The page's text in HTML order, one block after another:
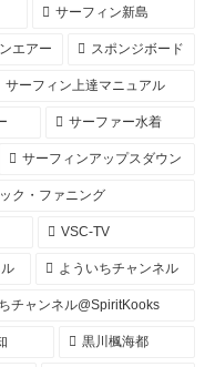
サーフィン新島
エアー スポンジボード
サーフィン上達マニュアル
サーファー水着
サーフィンアップスダウン
ク・ファニング
VSC-TV
よういちチャンネル
チャンネル@SpiritKooks
黒川楓海都